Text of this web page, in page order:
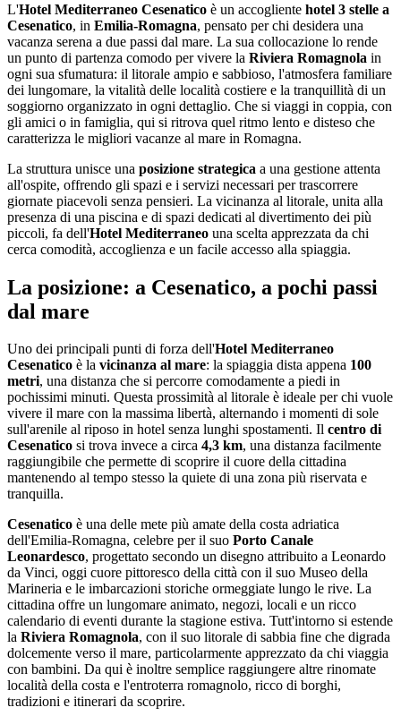
L'Hotel Mediterraneo Cesenatico è un accogliente hotel 3 stelle a
Cesenatico, in Emilia-Romagna, pensato per chi desidera una
vacanza serena a due passi dal mare. La sua collocazione lo rende
un punto di partenza comodo per vivere la Riviera Romagnola in
ogni sua sfumatura: il litorale ampio e sabbioso, l'atmosfera familiare
dei lungomare, la vitalità delle località costiere e la tranquillità di un
soggiorno organizzato in ogni dettaglio. Che si viaggi in coppia, con
gli amici o in famiglia, qui si ritrova quel ritmo lento e disteso che
caratterizza le migliori vacanze al mare in Romagna.
La struttura unisce una posizione strategica a una gestione attenta
all'ospite, offrendo gli spazi e i servizi necessari per trascorrere
giornate piacevoli senza pensieri. La vicinanza al litorale, unita alla
presenza di una piscina e di spazi dedicati al divertimento dei più
piccoli, fa dell'Hotel Mediterraneo una scelta apprezzata da chi
cerca comodità, accoglienza e un facile accesso alla spiaggia.
La posizione: a Cesenatico, a pochi passi
dal mare
Uno dei principali punti di forza dell'Hotel Mediterraneo
Cesenatico è la vicinanza al mare: la spiaggia dista appena 100
metri, una distanza che si percorre comodamente a piedi in
pochissimi minuti. Questa prossimità al litorale è ideale per chi vuole
vivere il mare con la massima libertà, alternando i momenti di sole
sull'arenile al riposo in hotel senza lunghi spostamenti. Il centro di
Cesenatico si trova invece a circa 4,3 km, una distanza facilmente
raggiungibile che permette di scoprire il cuore della cittadina
mantenendo al tempo stesso la quiete di una zona più riservata e
tranquilla.
Cesenatico è una delle mete più amate della costa adriatica
dell'Emilia-Romagna, celebre per il suo Porto Canale
Leonardesco, progettato secondo un disegno attribuito a Leonardo
da Vinci, oggi cuore pittoresco della città con il suo Museo della
Marineria e le imbarcazioni storiche ormeggiate lungo le rive. La
cittadina offre un lungomare animato, negozi, locali e un ricco
calendario di eventi durante la stagione estiva. Tutt'intorno si estende
la Riviera Romagnola, con il suo litorale di sabbia fine che digrada
dolcemente verso il mare, particolarmente apprezzato da chi viaggia
con bambini. Da qui è inoltre semplice raggiungere altre rinomate
località della costa e l'entroterra romagnolo, ricco di borghi,
tradizioni e itinerari da scoprire.